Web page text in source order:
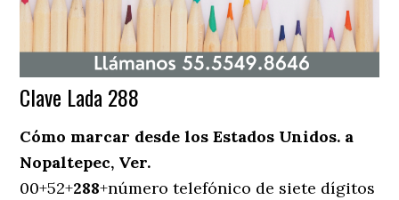
Clave Lada 288
Cómo marcar desde los Estados Unidos. a
Nopaltepec, Ver.
00+52+288+número telefónico de siete dígitos